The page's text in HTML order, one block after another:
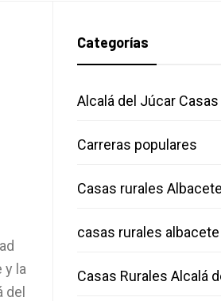
y la
del
Categorías
Alcalá del Júcar
Carreras populares
Casas rurales Albacete
casas rurales
Casas Rurales Alcalá